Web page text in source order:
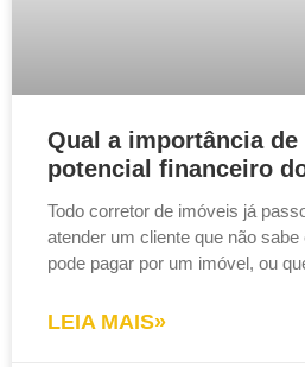
Qual a importância de
potencial financeiro
Todo corretor de imóveis já
atender um cliente que não
pode pagar por um imóvel, ou
LEIA MAIS»